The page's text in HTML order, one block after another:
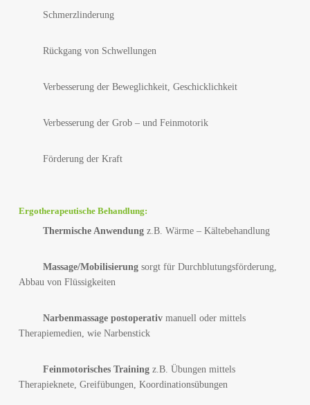
Schmerzlinderung
Rückgang von Schwellungen
Verbesserung der Beweglichkeit, Geschicklichkeit
Verbesserung der Grob – und Feinmotorik
Förderung der Kraft
Ergotherapeutische Behandlung:
Thermische Anwendung z.B. Wärme – Kältebehandlung
Massage/Mobilisierung sorgt für Durchblutungsförderung,
Abbau von Flüssigkeiten
Narbenmassage postoperativmanuell oder mittels
Therapiemedien, wie Narbenstick
Feinmotorisches Trainingz.B. Übungen mittels
Therapieknete, Greifübungen, Koordinationsübungen